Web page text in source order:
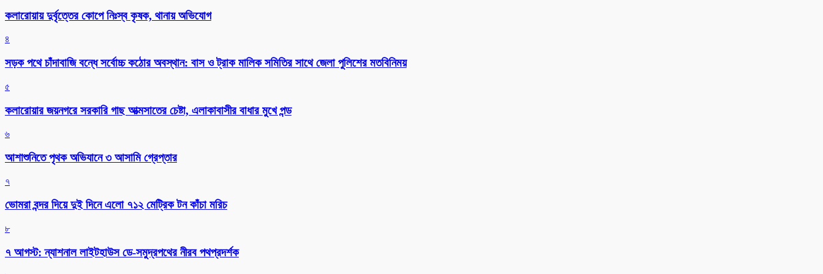
কলারোয়ায় দুর্বৃত্তের কোপে নিঃস্ব কৃষক, থানায় অভিযোগ
৪
সড়ক পথে চাঁদাবাজি বন্ধে সর্বোচ্চ কঠোর অবস্থান: বাস ও ট্রাক মালিক সমিতির সাথে জেলা পুলিশের মতবিনিময়
৫
কলারোয়ার জয়নগরে সরকারি গাছ আত্মসাতের চেষ্টা, এলাকাবাসীর বাধার মুখে পন্ড
৬
আশাশুনিতে পৃথক অভিযানে ৩ আসামি গ্রেপ্তার
৭
ভোমরা বন্দর দিয়ে দুই দিনে এলো ৭১২ মেট্রিক টন কাঁচা মরিচ
৮
৭ আগস্ট: ন্যাশনাল লাইটহাউস ডে-সমুদ্রপথের নীরব পথপ্রদর্শক